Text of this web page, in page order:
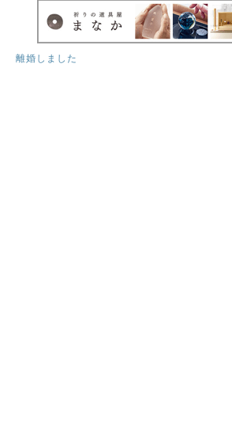
離婚しました